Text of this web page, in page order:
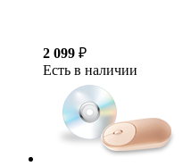
2 099 ₽
Есть в наличии